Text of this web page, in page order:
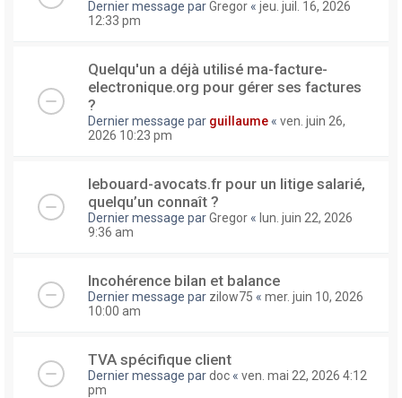
Dernier message parGregor « jeu. juil. 16, 2026
12:33 pm
Quelqu'un a déjà utilisé ma-facture-
electronique.org pour gérer ses factures
?
Dernier message par guillaume « ven. juin 26,
2026 10:23 pm
lebouard-avocats.fr pour un litige salarié,
quelqu’un connaît ?
Dernier message parGregor « lun. juin 22, 2026
9:36 am
Incohérence bilan et balance
Dernier message par zilow75 « mer. juin 10, 2026
10:00 am
TVA spécifique client
Dernier message pardoc « ven. mai 22, 2026 4:12
pm